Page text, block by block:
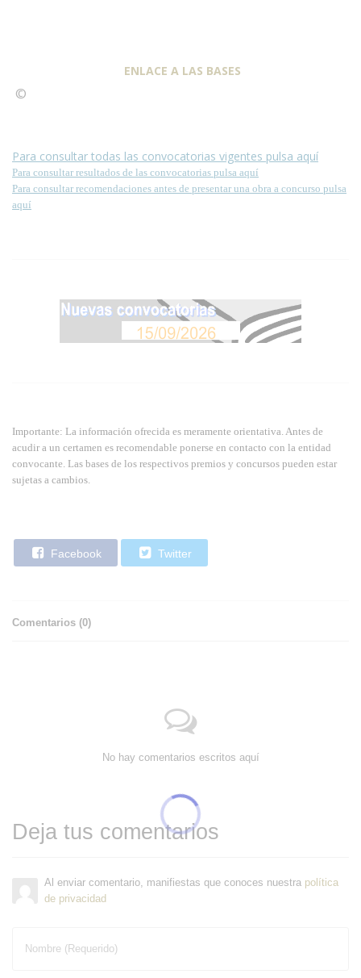
ENLACE A LAS BASES
©
Para consultar todas las convocatorias vigentes pulsa aquí
Para consultar resultados de las convocatorias pulsa aquí
Para consultar recomendaciones antes de presentar una obra a concurso pulsa
aquí
Importante: La información ofrecida es meramente orientativa. Antes de
acudir a un certamen es recomendable ponerse en contacto con la entidad
convocante. Las bases de los respectivos premios y concursos pueden estar
sujetas a cambios.
Facebook Twitter
Comentarios (0)
No hay comentarios escritos aquí
Deja tus comentarios
Al enviar comentario, manifiestas que conoces nuestra política
de privacidad
Nombre (Requerido)